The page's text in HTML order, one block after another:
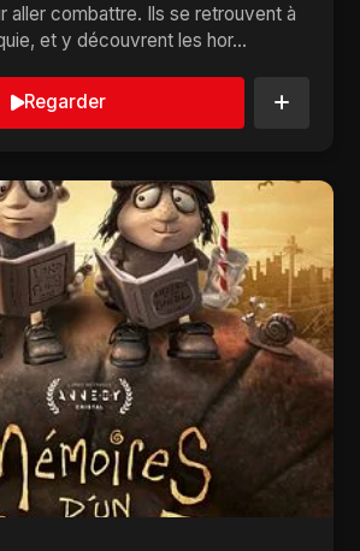
aller combattre. Ils se retrouvent à
et y découvrent les hor...
Regarder